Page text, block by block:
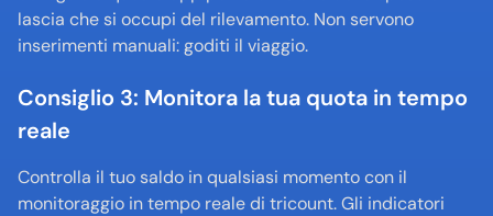
lascia che si occupi del rilevamento. Non servono
inserimenti manuali: goditi il viaggio.
Consiglio 3: Monitora la tua quota in tempo
reale
Controlla il tuo saldo in qualsiasi momento con il
monitoraggio in tempo reale di tricount. Gli indicatori